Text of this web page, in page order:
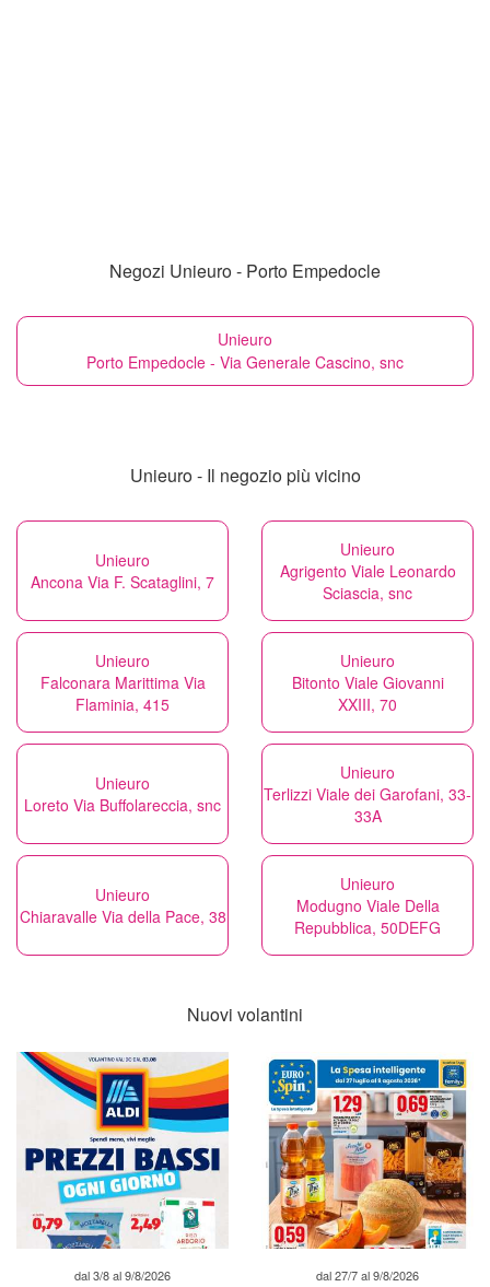
Negozi Unieuro - Porto Empedocle
Unieuro
Porto Empedocle - Via Generale Cascino, snc
Unieuro - Il negozio più vicino
Unieuro
Ancona Via F. Scataglini, 7
Unieuro
Agrigento Viale Leonardo
Sciascia, snc
Unieuro
Falconara Marittima Via
Flaminia, 415
Unieuro
Bitonto Viale Giovanni
XXIII, 70
Unieuro
Loreto Via Buffolareccia, snc
Unieuro
Terlizzi Viale dei Garofani, 33-
33A
Unieuro
Chiaravalle Via della Pace, 38
Unieuro
Modugno Viale Della
Repubblica, 50DEFG
Nuovi volantini
dal 3/8 al 9/8/2026 dal 27/7 al 9/8/2026